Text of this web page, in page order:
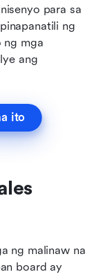
para sa
ng
ng mga
ang
ito
ng malinaw na
board ay